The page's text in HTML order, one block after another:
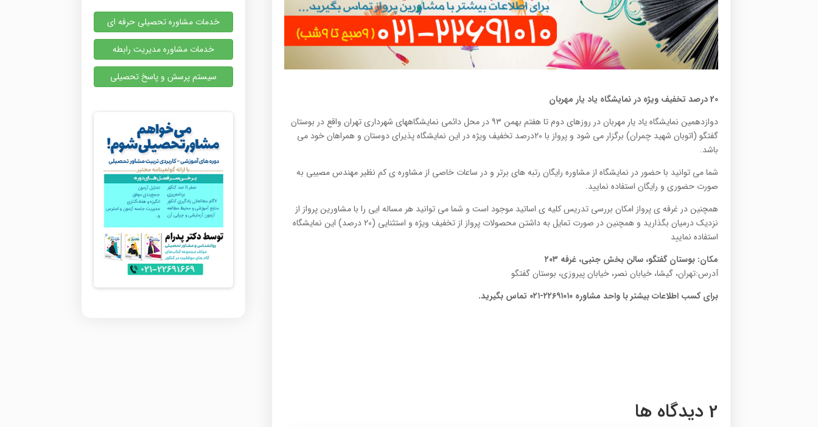
20 درصد تخفیف ویژه در نمایشگاه یاد یار مهربان
دوازدهمین نمایشگاه یاد یار مهربان در روزهای دوم تا هفتم بهمن ۹۳ در محل دائمی نمایشگاههای شهرداری تهران واقع در بوستان
گفتگو (اتوبان شهید چمران) برگزار می شود و پرواز با 20درصد تخفیف ویژه در این نمایشگاه پذیرای دوستان و همراهان خود می
باشد.
شما می توانید با حضور در نمایشگاه از مشاوره رایگان رتبه های برتر و در ساعات خاصی از مشاوره ی کم نظیر مهندس مصیبی به
صورت حضوری و رایگان استفاده نمایید.
همچنین در غرفه ی پرواز امکان بررسی تدریس کلیه ی اساتید موجود است و شما می توانید هر مساله ایی را با مشاورین پرواز از
نزدیک درمیان بگذارید و همچنین در صورت تمایل به داشتن محصولات پرواز از تخفیف ویژه و استثنایی (20 درصد) این نمایشگاه
استفاده نمایید
مکان: بوستان گفتگو، سالن بخش جنبی، غرفه ۲۰۳
آدرس:تهران، گیشا، خیابان نصر، خیابان پیروزی، بوستان گفتگو
برای کسب اطلاعات بیشتر با واحد مشاوره ۲۲۶۹۱۰۱۰-۰۲۱ تماس بگیرید.
2 دیدگاه ها
خدمات مشاوره تحصیلی حرفه ای
خدمات مشاوره مدیریت رابطه
سیستم پرسش و پاسخ تحصیلی